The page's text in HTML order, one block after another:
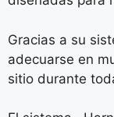
Gracias a su
adecuarse en
sitio durante